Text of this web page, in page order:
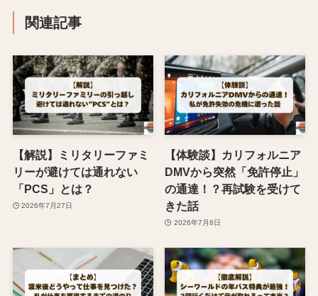
関連記事
【解説】ミリタリーファミ
リーが避けては通れない
「PCS」とは？
2026年7月27日
【体験談】カリフォルニア
DMVから突然「免許停止」
の通達！？再試験を受けて
きた話
2026年7月8日